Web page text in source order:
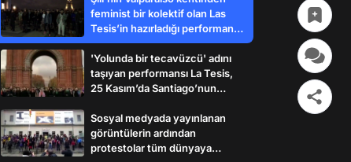
feminist bir kolektif olan Las
Tesis’in hazırladığı performans
ekim ayında sergilenmek
istenirken, sokaklara taşan
protestolar nedeniyle gösteri
ertelendi.
'Yolunda bir tecavüzcü' adını
taşıyan performansı La Tesis,
25 Kasım’da Santiago’nun
Plaza de Armas ve Kadın ve
Cinsiyet Eşitliği Bakanlığı’nın
önüne taşıdı.
Sosyal medyada yayınlanan
görüntülerin ardından
protestolar tüm dünyaya